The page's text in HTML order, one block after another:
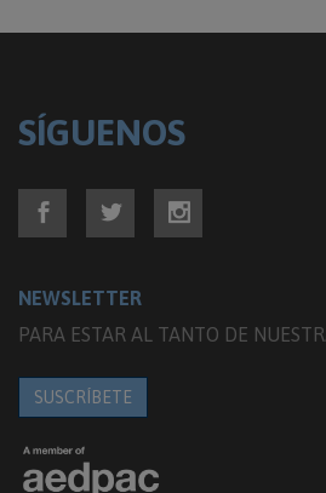
SÍGUENOS
NEWSLETTER
PARA ESTAR AL TANTO DE
SUSCRÍBETE